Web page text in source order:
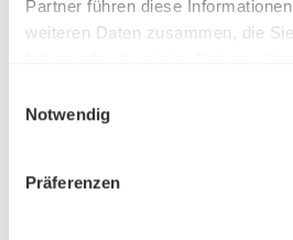
Partner führen diese
weiteren Daten zusammen, die
Notwendig
Präferenzen